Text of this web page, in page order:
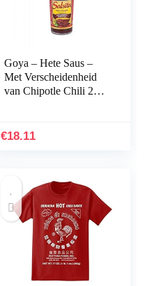
Goya – Hete Saus –
Met Verscheidenheid
van Chipotle Chili 226
€18.11